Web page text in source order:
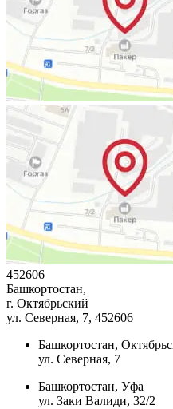
452606
Башкортостан,
г. Октябрьский
ул. Северная, 7, 452606
Башкортостан,
ул. Северная, 7
Башкортостан, Уфа
ул. Заки Валиди, 32/2